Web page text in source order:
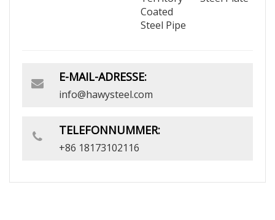
E-MAIL-ADRESSE:
info@hawysteel.com
TELEFONNUMMER:
+86 18173102116